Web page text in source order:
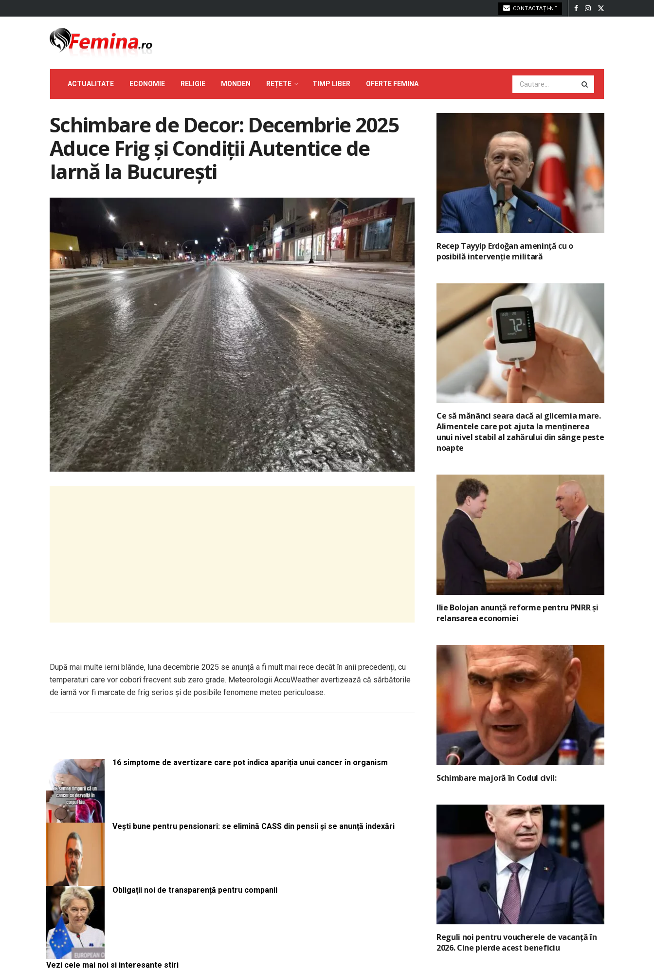
CONTACTAȚI-NE
ACTUALITATE ECONOMIE RELIGIE MONDEN REȚETE TIMP LIBER OFERTE FEMINA
Schimbare de Decor: Decembrie 2025
Aduce Frig și Condiții Autentice de
Iarnă la București
După mai multe ierni blânde, luna decembrie 2025 se anunță a fi mult mai rece decât în anii precedenți, cu
temperaturi care vor coborî frecvent sub zero grade. Meteorologii AccuWeather avertizează că sărbătorile
de iarnă vor fi marcate de frig serios și de posibile fenomene meteo periculoase.
16 simptome de avertizare care pot indica apariția unui cancer în organism
Vești bune pentru pensionari: se elimină CASS din pensii și se anunță indexări
Obligații noi de transparență pentru companii
Vezi cele mai noi si interesante stiri
Recep Tayyip Erdoğan amenință cu o
posibilă intervenție militară
Ce să mănânci seara dacă ai glicemia mare.
Alimentele care pot ajuta la menținerea
unui nivel stabil al zahărului din sânge peste
noapte
Ilie Bolojan anunță reforme pentru PNRR și
relansarea economiei
Schimbare majoră în Codul civil:
Reguli noi pentru voucherele de vacanță în
2026. Cine pierde acest beneficiu